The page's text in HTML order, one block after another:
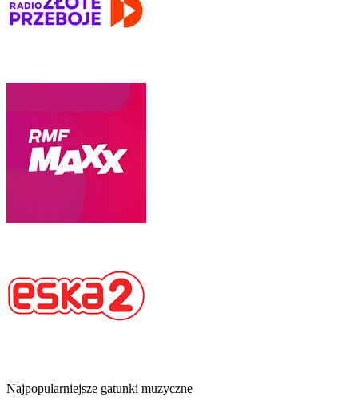
Najpopularniejsze gatunki muzyczne